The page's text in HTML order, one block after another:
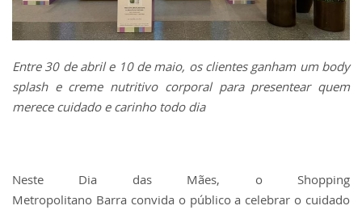
Entre 30 de abril e 10 de maio, os clientes ganham um body
splash e creme nutritivo corporal para presentear quem
merece cuidado e carinho todo dia
Neste Dia das Mães, o Shopping
Metropolitano Barra convida o público a celebrar o cuidado